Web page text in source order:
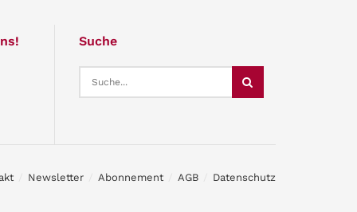
Suche
Newsletter Abonnement AGB Datenschutz